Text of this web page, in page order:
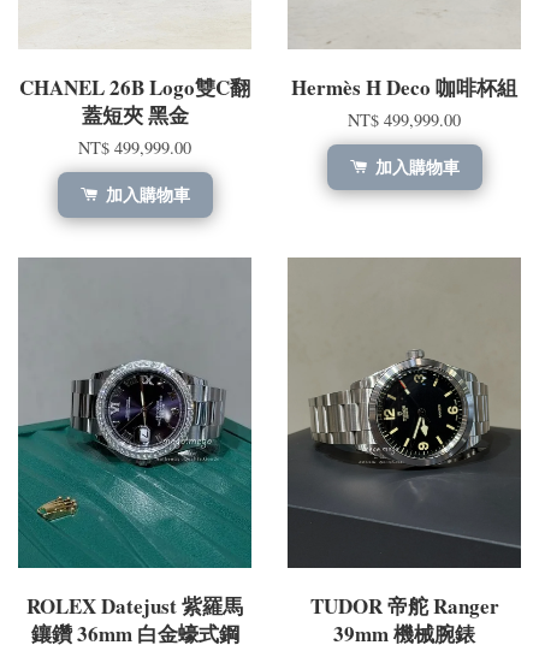
CHANEL 26B Logo雙C翻
蓋短夾 黑金
NT$ 499,999.00
加入購物車
Hermès H Deco 咖啡杯組
NT$ 499,999.00
加入購物車
ROLEX Datejust 紫羅馬
鑲鑽 36mm 白金蠔式鋼
TUDOR 帝舵 Ranger
39mm 機械腕錶